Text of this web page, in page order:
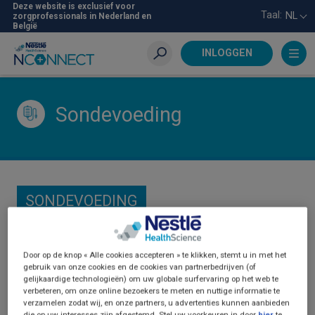
Skip
main
content
Deze website is exclusief voor
zorgprofessionals in Nederland en
België
Taal: NL
INLOGGEN
Zoeken
Sondevoeding
SONDEVOEDING
Door op de knop « Alle cookies accepteren » te klikken, stemt u in met het
gebruik van onze cookies en de cookies van partnerbedrijven (of
gelijkaardige technologieën) om uw globale surfervaring op het web te
verbeteren, om onze online bezoekers te meten en nuttige informatie te
verzamelen zodat wij, en onze partners, u advertenties kunnen aanbieden